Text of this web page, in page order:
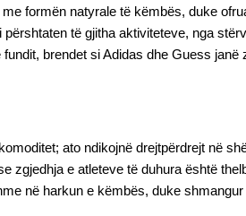
formën natyrale të këmbës, duke
të gjitha aktiviteteve, nga
brendet si Adidas dhe Guess
ato ndikojnë drejtpërdrejt në
zgjedhja e atleteve të duhura është
në harkun e këmbës, duke